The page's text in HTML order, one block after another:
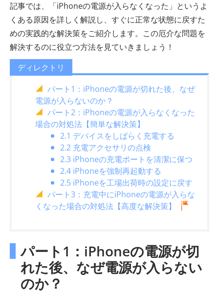
記事では、「iPhoneの電源が入らなくなった」というよ
くある原因を詳しく解説し、すぐに正常な状態に戻すた
めの実践的な解決策をご紹介します。この厄介な問題を
解決するのに役立つ方法を見ていきましょう！
ディレクトリ
パート1：iPhoneの電源が切れた後、なぜ
電源が入らないのか？
パート2：iPhoneの電源が入らなくなった
場合の対処法【簡単な解決策】
2.1 デバイスをしばらく充電する
2.2 充電アクセサリの点検
2.3 iPhoneの充電ポートを清潔に保つ
2.4 iPhoneを強制再起動する
2.5 iPhoneを工場出荷時の設定に戻す
パート3：充電中にiPhoneの電源が入らな
くなった場合の対処法【高度な解決策】
パート1：iPhoneの電源が切
れた後、なぜ電源が入らない
のか？